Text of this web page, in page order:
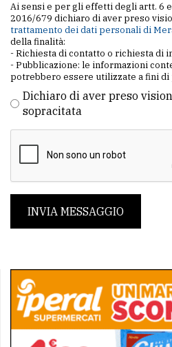
Ai sensi e per gli effetti degli artt. 6
2016/679 dichiaro di aver preso
trattamento dei dati personali di
della finalità:
- Richiesta di contatto o richiesta di
- Pubblicazione: le informazioni
potrebbero essere utilizzate a fini di
Dichiaro di aver preso
sopracitata
INVIA MESSAGGIO